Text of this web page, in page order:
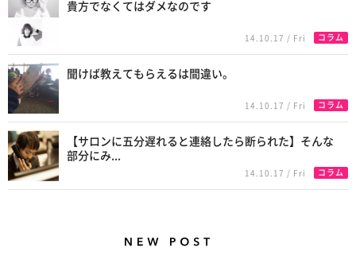
貴方でなくてはダメなのです
14.10.17 / Fri コラム
聞けば教えてもらえるは間違い。
14.10.17 / Fri コラム
【サロンに五分遅れると連絡したら断られた】そんな
部分にみ...
14.10.17 / Fri コラム